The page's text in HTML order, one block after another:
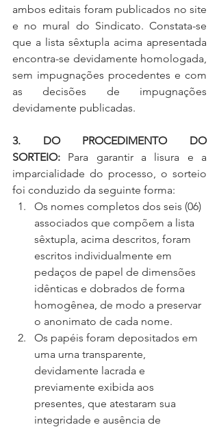
ambos editais foram publicados no site
e no mural do Sindicato. Constata-se
que a lista sêxtupla acima apresentada
encontra-se devidamente homologada,
sem impugnações procedentes e com
as decisões de impugnações
devidamente publicadas.
3. DO PROCEDIMENTO DO
SORTEIO: Para garantir a lisura e a
imparcialidade do processo, o sorteio
foi conduzido da seguinte forma:
Os nomes completos dos seis (06)
associados que compõem a lista
sêxtupla, acima descritos, foram
escritos individualmente em
pedaços de papel de dimensões
idênticas e dobrados de forma
homogênea, de modo a preservar
o anonimato de cada nome.
Os papéis foram depositados em
uma urna transparente,
devidamente lacrada e
previamente exibida aos
presentes, que atestaram sua
integridade e ausência de